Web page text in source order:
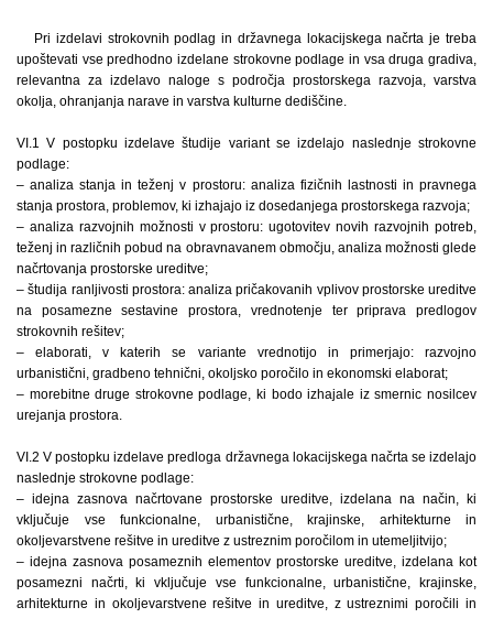
Pri izdelavi strokovnih podlag in državnega lokacijskega načrta je treba
upoštevati vse predhodno izdelane strokovne podlage in vsa druga gradiva,
relevantna za izdelavo naloge s področja prostorskega razvoja, varstva
okolja, ohranjanja narave in varstva kulturne dediščine.
VI.1 V postopku izdelave študije variant se izdelajo naslednje strokovne
podlage:
– analiza stanja in teženj v prostoru: analiza fizičnih lastnosti in pravnega
stanja prostora, problemov, ki izhajajo iz dosedanjega prostorskega razvoja;
– analiza razvojnih možnosti v prostoru: ugotovitev novih razvojnih potreb,
teženj in različnih pobud na obravnavanem območju, analiza možnosti glede
načrtovanja prostorske ureditve;
– študija ranljivosti prostora: analiza pričakovanih vplivov prostorske ureditve
na posamezne sestavine prostora, vrednotenje ter priprava predlogov
strokovnih rešitev;
– elaborati, v katerih se variante vrednotijo in primerjajo: razvojno
urbanistični, gradbeno tehnični, okoljsko poročilo in ekonomski elaborat;
– morebitne druge strokovne podlage, ki bodo izhajale iz smernic nosilcev
urejanja prostora.
VI.2 V postopku izdelave predloga državnega lokacijskega načrta se izdelajo
naslednje strokovne podlage:
– idejna zasnova načrtovane prostorske ureditve, izdelana na način, ki
vključuje vse funkcionalne, urbanistične, krajinske, arhitekturne in
okoljevarstvene rešitve in ureditve z ustreznim poročilom in utemeljitvijo;
– idejna zasnova posameznih elementov prostorske ureditve, izdelana kot
posamezni načrti, ki vključuje vse funkcionalne, urbanistične, krajinske,
arhitekturne in okoljevarstvene rešitve in ureditve, z ustreznimi poročili in